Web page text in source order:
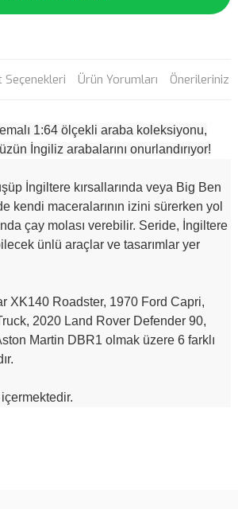
Seçenekleri Ürün Yorumları Önerileriniz
1:64 ölçekli araba koleksiyonu,
İngiliz arabalarını onurlandırıyor!
İngiltere kırsallarında veya Big Ben
kendi maceralarının izini sürerken yol
çay molası verebilir. Seride, İngiltere
ünlü araçlar ve tasarımlar yer
XK140 Roadster, 1970 Ford Capri,
2020 Land Rover Defender 90,
Martin DBR1 olmak üzere 6 farklı